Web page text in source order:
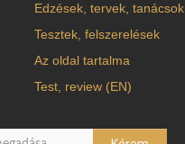
Edzések, tervek, tanácsok
Tesztek, felszerelések
Az oldal tartalma
Test, review (EN)